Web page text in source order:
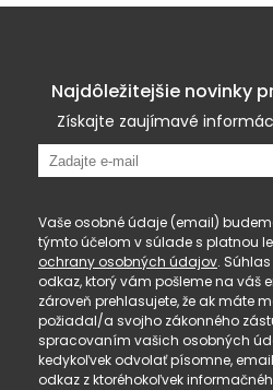
Najdôležitejšie novinky
Získajte zaujímavé
Vaše osobné údaje (email)
týmto účelom v súlade s platnou
ochrany osobných údajov.
odkaz, ktorý vám pošleme na váš
zároveň prehlasujete, že ak máte
požiadal/a svojho zákonného
spracovaním vašich osobných
kedykoľvek odvolať písomne,
odkaz z ktoréhokoľvek